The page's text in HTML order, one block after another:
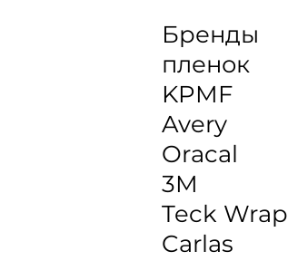
Бренды
пленок
KPMF
Avery
Oracal
3M
Teck Wrap
Carlas